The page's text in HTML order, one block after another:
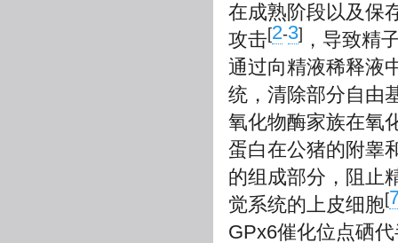
在成熟阶段以及保
攻击[2-3] ，导致精
通过向精液稀释液
统，清除部分自由
氧化物酶家族在氧
蛋白在公猪的附睾
的组成部分，阻止
觉系统的上皮细胞[
GPx6催化位点硒